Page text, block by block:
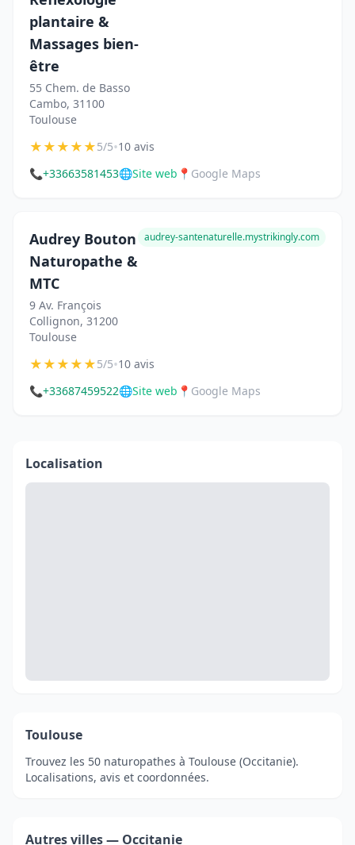
plantaire &
Massages bien-
être
55 Chem. de Basso
Cambo, 31100
Toulouse
★★★★★5/5•10 avis
📞+33663581453🌐Site web 📍 Google Maps
Audrey Bouton
Naturopathe &
MTC
9 Av. François
Collignon, 31200
Toulouse
audrey-santenaturelle.mystrikingly.com
★★★★★5/5•10 avis
📞+33687459522🌐Site web 📍 Google Maps
Localisation
Toulouse
Trouvez les 50 naturopathes à Toulouse (Occitanie).
Localisations, avis et coordonnées.
Autres villes — Occitanie